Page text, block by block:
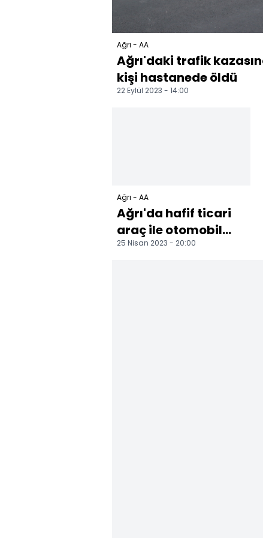
Ağrı - AA
Ağrı'daki trafik
kişi hastanede öldü
22 Eylül 2023 - 14:00
Ağrı - AA
Ağrı'da hafif ticari
araç ile otomobil
çarpıştı, 5 kişi
25 Nisan 2023 - 20:00